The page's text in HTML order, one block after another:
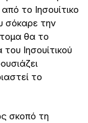
το Ιησουίτικο
σόκαρε την
θα το
Ιησουίτικού
το
σκοπό τη